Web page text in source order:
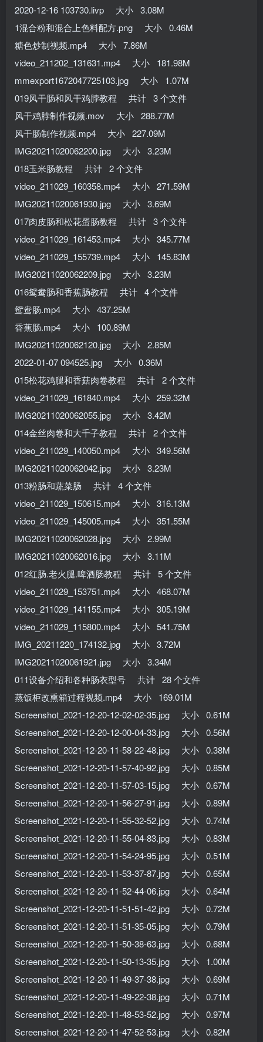
2020-12-16 103730.livp 大小 3.08M
1混合粉和混合上色料配方.png 大小 0.46M
糖色炒制视频.mp4 大小 7.86M
video_211202_131631.mp4 大小 181.98M
mmexport1672047725103.jpg 大小 1.07M
019风干肠和风干鸡脖教程 共计 3 个文件
风干鸡脖制作视频.mov 大小 288.77M
风干肠制作视频.mp4 大小 227.09M
IMG20211020062200.jpg 大小 3.23M
018玉米肠教程 共计 2 个文件
video_211029_160358.mp4 大小 271.59M
IMG20211020061930.jpg 大小 3.69M
017肉皮肠和松花蛋肠教程 共计 3 个文件
video_211029_161453.mp4 大小 345.77M
video_211029_155739.mp4 大小 145.83M
IMG20211020062209.jpg 大小 3.23M
016鸳鸯肠和香蕉肠教程 共计 4 个文件
鸳鸯肠.mp4 大小 437.25M
香蕉肠.mp4 大小 100.89M
IMG20211020062120.jpg 大小 2.85M
2022-01-07 094525.jpg 大小 0.36M
015松花鸡腿和香菇肉卷教程 共计 2 个文件
video_211029_161840.mp4 大小 259.32M
IMG20211020062055.jpg 大小 3.42M
014金丝肉卷和大千子教程 共计 2 个文件
video_211029_140050.mp4 大小 349.56M
IMG20211020062042.jpg 大小 3.23M
013粉肠和蔬菜肠 共计 4 个文件
video_211029_150615.mp4 大小 316.13M
video_211029_145005.mp4 大小 351.55M
IMG20211020062028.jpg 大小 2.99M
IMG20211020062016.jpg 大小 3.11M
012红肠.老火腿.啤酒肠教程 共计 5 个文件
video_211029_153751.mp4 大小 468.07M
video_211029_141155.mp4 大小 305.19M
video_211029_115800.mp4 大小 541.75M
IMG_20211220_174132.jpg 大小 3.72M
IMG20211020061921.jpg 大小 3.34M
011设备介绍和各种肠衣型号 共计 28 个文件
蒸饭柜改熏箱过程视频.mp4 大小 169.01M
Screenshot_2021-12-20-12-02-02-35.jpg 大小 0.61M
Screenshot_2021-12-20-12-00-04-33.jpg 大小 0.56M
Screenshot_2021-12-20-11-58-22-48.jpg 大小 0.38M
Screenshot_2021-12-20-11-57-40-92.jpg 大小 0.85M
Screenshot_2021-12-20-11-57-03-15.jpg 大小 0.67M
Screenshot_2021-12-20-11-56-27-91.jpg 大小 0.89M
Screenshot_2021-12-20-11-55-32-52.jpg 大小 0.74M
Screenshot_2021-12-20-11-55-04-83.jpg 大小 0.83M
Screenshot_2021-12-20-11-54-24-95.jpg 大小 0.51M
Screenshot_2021-12-20-11-53-37-87.jpg 大小 0.65M
Screenshot_2021-12-20-11-52-44-06.jpg 大小 0.64M
Screenshot_2021-12-20-11-51-51-42.jpg 大小 0.72M
Screenshot_2021-12-20-11-51-35-05.jpg 大小 0.79M
Screenshot_2021-12-20-11-50-38-63.jpg 大小 0.68M
Screenshot_2021-12-20-11-50-13-35.jpg 大小 1.00M
Screenshot_2021-12-20-11-49-37-38.jpg 大小 0.69M
Screenshot_2021-12-20-11-49-22-38.jpg 大小 0.71M
Screenshot_2021-12-20-11-48-53-52.jpg 大小 0.97M
Screenshot_2021-12-20-11-47-52-53.jpg 大小 0.82M